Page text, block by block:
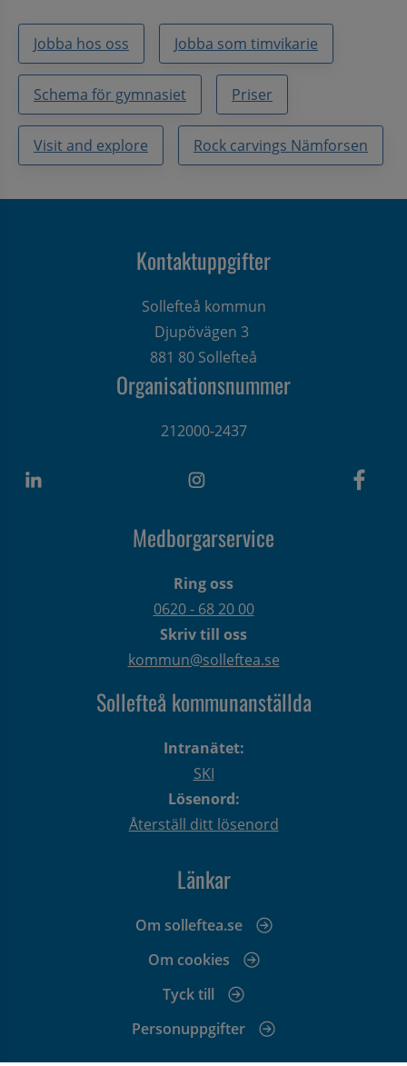
Jobba hos oss Jobba som timvikarie
Schema för gymnasiet Priser
Visit and explore Rock carvings Nämforsen
Kontaktuppgifter
Sollefteå kommun
Djupövägen 3
881 80 Sollefteå
Organisationsnummer
212000-2437
Medborgarservice
Ring oss
0620 - 68 20 00
Skriv till oss
kommun@solleftea.se
Sollefteå kommunanställda
Intranätet:
SKI
Lösenord:
Återställ ditt lösenord
Länkar
Om solleftea.se
Om cookies
Tyck till
Personuppgifter